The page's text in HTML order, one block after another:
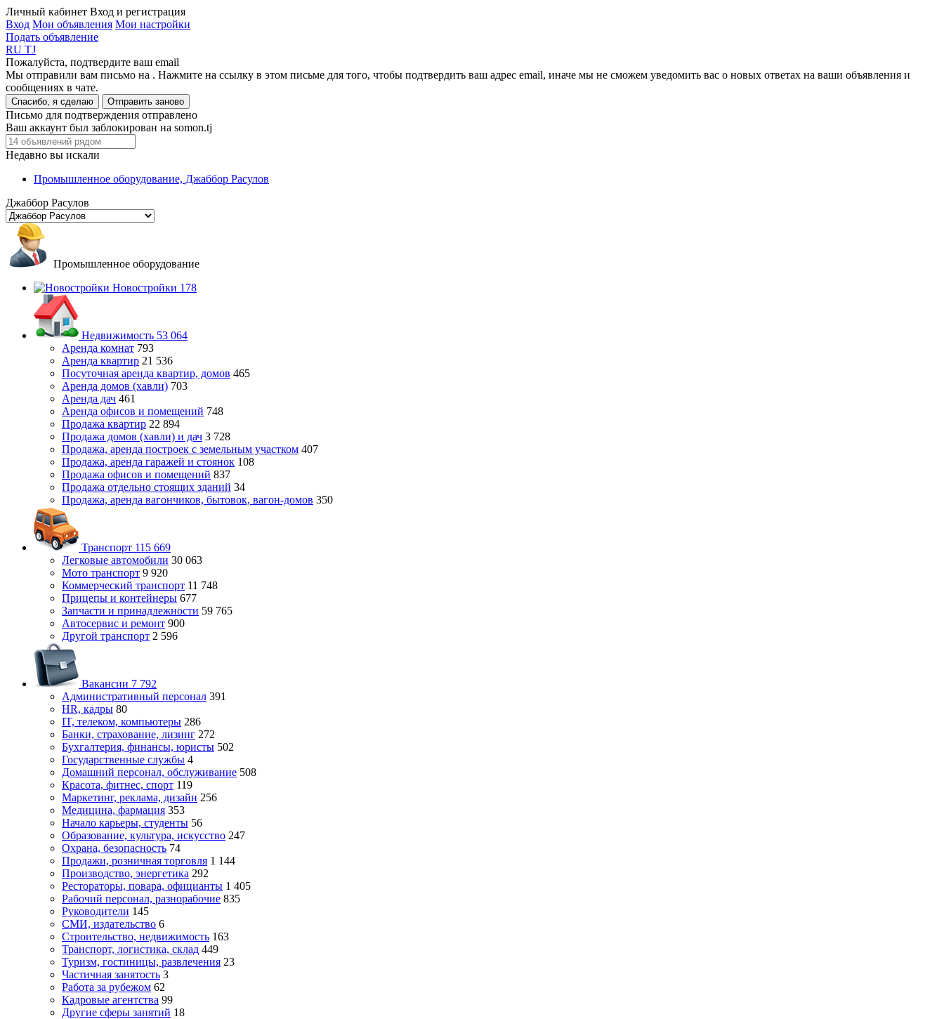
Личный кабинет Вход и регистрация
Вход Мои объявления Мои настройки
Подать объявление
RU TJ
Пожалуйста, подтвердите ваш email
Мы отправили вам письмо на . Нажмите на ссылку в этом письме для того, чтобы подтвердить ваш адрес email, иначе мы не сможем уведомить вас о новых ответах на ваши объявления и
сообщениях в чате.
Спасибо, я сделаю Отправить заново
Письмо для подтверждения отправлено
Ваш аккаунт был заблокирован на somon.tj
Недавно вы искали
Промышленное оборудование, Джаббор Расулов
Джаббор Расулов
Промышленное оборудование
Новостройки 178
Недвижимость 53 064
Аренда комнат 793
Аренда квартир 21 536
Посуточная аренда квартир, домов 465
Аренда домов (хавли) 703
Аренда дач 461
Аренда офисов и помещений 748
Продажа квартир 22 894
Продажа домов (хавли) и дач 3 728
Продажа, аренда построек с земельным участком 407
Продажа, аренда гаражей и стоянок 108
Продажа офисов и помещений 837
Продажа отдельно стоящих зданий 34
Продажа, аренда вагончиков, бытовок, вагон-домов 350
Транспорт 115 669
Легковые автомобили 30 063
Мото транспорт 9 920
Коммерческий транспорт 11 748
Прицепы и контейнеры 677
Запчасти и принадлежности 59 765
Автосервис и ремонт 900
Другой транспорт 2 596
Вакансии 7 792
Административный персонал 391
HR, кадры 80
IT, телеком, компьютеры 286
Банки, страхование, лизинг 272
Бухгалтерия, финансы, юристы 502
Государственные службы 4
Домашний персонал, обслуживание 508
Красота, фитнес, спорт 119
Маркетинг, реклама, дизайн 256
Медицина, фармация 353
Начало карьеры, студенты 56
Образование, культура, искусство 247
Охрана, безопасность 74
Продажи, розничная торговля 1 144
Производство, энергетика 292
Рестораторы, повара, официанты 1 405
Рабочий персонал, разнорабочие 835
Руководители 145
СМИ, издательство 6
Строительство, недвижимость 163
Транспорт, логистика, склад 449
Туризм, гостиницы, развлечения 23
Частичная занятость 3
Работа за рубежом 62
Кадровые агентства 99
Другие сферы занятий 18